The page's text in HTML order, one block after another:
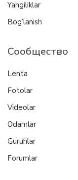
Yangiliklar
Bog’lanish
Сообщество
Lenta
Fotolar
Videolar
Odamlar
Guruhlar
Forumlar